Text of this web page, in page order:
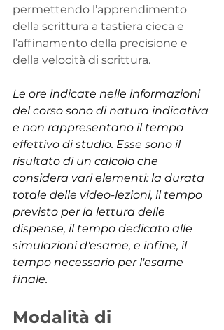
permettendo l’apprendimento
della scrittura a tastiera cieca e
l’affinamento della precisione e
della velocità di scrittura.
Le ore indicate nelle informazioni
del corso sono di natura indicativa
e non rappresentano il tempo
effettivo di studio. Esse sono il
risultato di un calcolo che
considera vari elementi: la durata
totale delle video-lezioni, il tempo
previsto per la lettura delle
dispense, il tempo dedicato alle
simulazioni d'esame, e infine, il
tempo necessario per l'esame
finale.
Modalità di